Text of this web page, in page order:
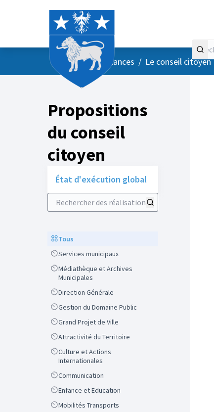
AccueilMenu principal
/ Vos instances / Le conseil citoyen
Propositions
du conseil
citoyen
État d'exécution global
Rechercher des réalisations
ScopeTous
ScopeServices municipaux
Scope
Médiathèque et Archives
Municipales
ScopeDirection Générale
ScopeGestion du Domaine Public
ScopeGrand Projet de Ville
ScopeAttractivité du Territoire
Scope
Culture et Actions
Internationales
ScopeCommunication
ScopeEnfance et Education
ScopeMobilités Transports